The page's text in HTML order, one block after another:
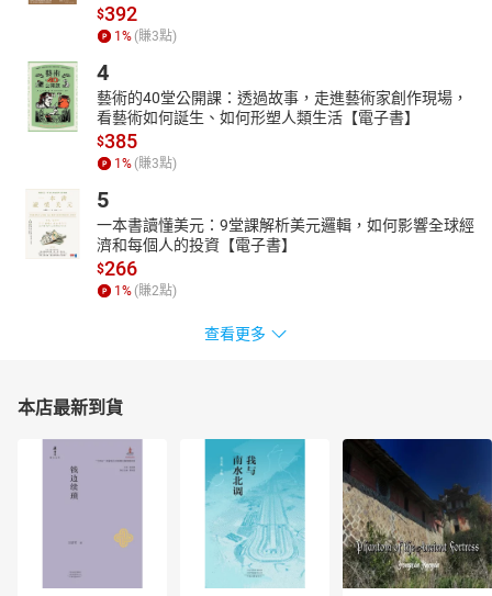
$392
1% (賺3點)
4
藝術的40堂公開課：透過故事，走進藝術家創作現場，
看藝術如何誕生、如何形塑人類生活【電子書】
$385
1% (賺3點)
5
一本書讀懂美元：9堂課解析美元邏輯，如何影響全球經
濟和每個人的投資【電子書】
$266
1% (賺2點)
查看更多
本店最新到貨